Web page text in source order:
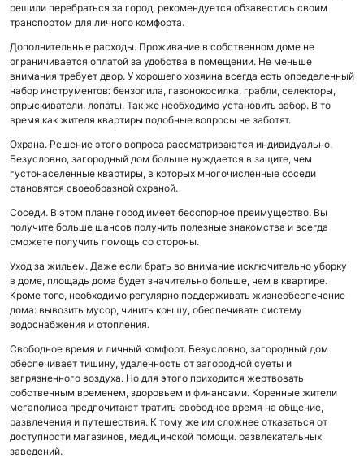
решили перебраться за город, рекомендуется обзавестись своим
транспортом для личного комфорта.
Дополнительные расходы. Проживание в собственном доме не
ограничивается оплатой за удобства в помещении. Не меньше
внимания требует двор. У хорошего хозяина всегда есть определенный
набор инструментов: бензопила, газонокосилка, грабли, селекторы,
опрыскиватели, лопаты. Так же необходимо установить забор. В то
время как жителя квартиры подобные вопросы не заботят.
Охрана. Решение этого вопроса рассматриваются индивидуально.
Безусловно, загородный дом больше нуждается в защите, чем
густонаселенные квартиры, в которых многочисленные соседи
становятся своеобразной охраной.
Соседи. В этом плане город имеет бесспорное преимущество. Вы
получите больше шансов получить полезные знакомства и всегда
сможете получить помощь со стороны.
Уход за жильем. Даже если брать во внимание исключительно уборку
в доме, площадь дома будет значительно больше, чем в квартире.
Кроме того, необходимо регулярно поддерживать жизнеобеспечение
дома: вывозить мусор, чинить крышу, обеспечивать систему
водоснабжения и отопления.
Свободное время и личный комфорт. Безусловно, загородный дом
обеспечивает тишину, удаленность от загородной суеты и
загрязненного воздуха. Но для этого приходится жертвовать
собственным временем, здоровьем и финансами. Коренные жители
мегаполиса предпочитают тратить свободное время на общение,
развлечения и путешествия. К тому же им сложнее отказаться от
доступности магазинов, медицинской помощи. развлекательных
заведений.